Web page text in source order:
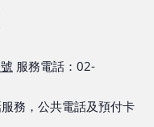
服務電話：02-
務，公共電話及預付卡